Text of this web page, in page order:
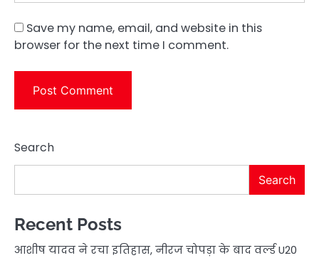
Save my name, email, and website in this
browser for the next time I comment.
Search
Search
Recent Posts
आशीष यादव ने रचा इतिहास, नीरज चोपड़ा के बाद वर्ल्ड U20